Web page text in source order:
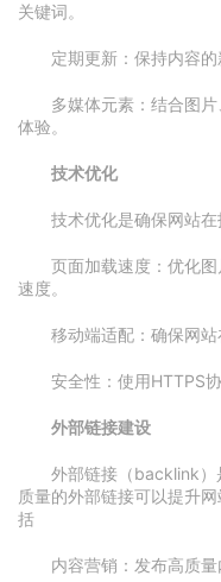
关键词。
定期更新：保持内容的
多媒体元素：结合图
体验。
技术优化
技术优化是确保网站
页面加载速度：优化
速度。
移动端适配：确保网站
安全性：使用HTTPS
外部链接建设
外部链接（backlink）
质量的外部链接可以提升
括
内容营销：发布高质量